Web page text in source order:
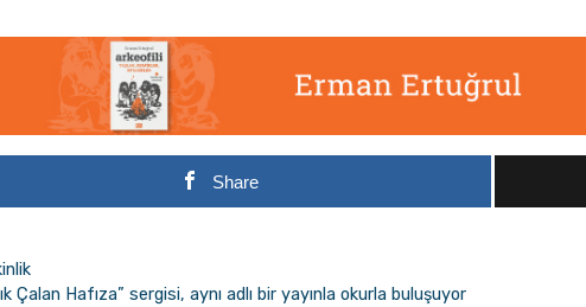
Share
Çalan Hafıza” sergisi, aynı adlı bir yayınla okurla buluşuyor